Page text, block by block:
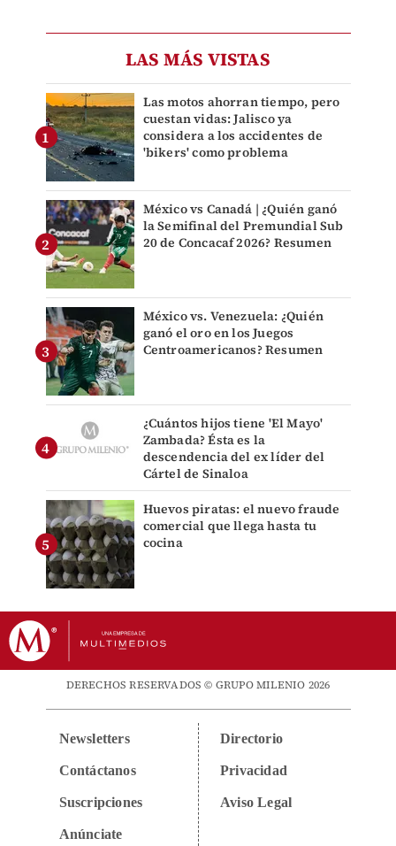
LAS MÁS VISTAS
Las motos ahorran tiempo, pero
cuestan vidas: Jalisco ya
considera a los accidentes de
'bikers' como problema
México vs Canadá | ¿Quién ganó
la Semifinal del Premundial Sub
20 de Concacaf 2026? Resumen
México vs. Venezuela: ¿Quién
ganó el oro en los Juegos
Centroamericanos? Resumen
¿Cuántos hijos tiene 'El Mayo'
Zambada? Ésta es la
descendencia del ex líder del
Cártel de Sinaloa
Huevos piratas: el nuevo fraude
comercial que llega hasta tu
cocina
DERECHOS RESERVADOS © GRUPO MILENIO 2026
Newsletters
Contáctanos
Suscripciones
Anúnciate
Directorio
Privacidad
Aviso Legal